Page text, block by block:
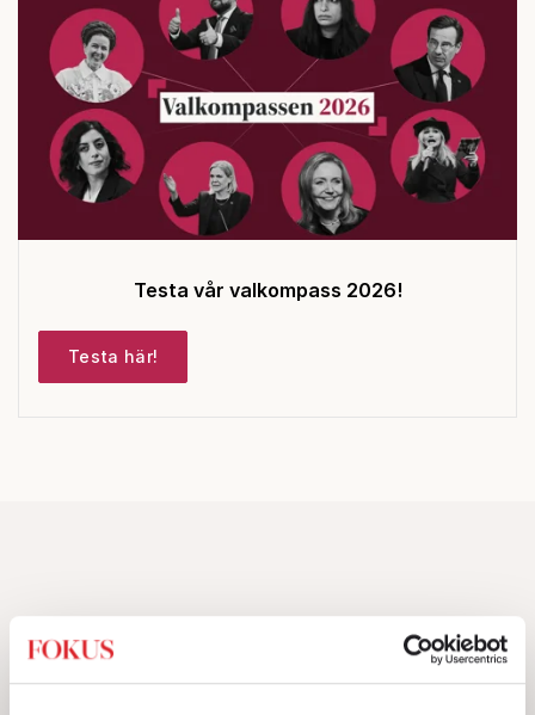
Testa vår valkompass 2026!
Testa här!